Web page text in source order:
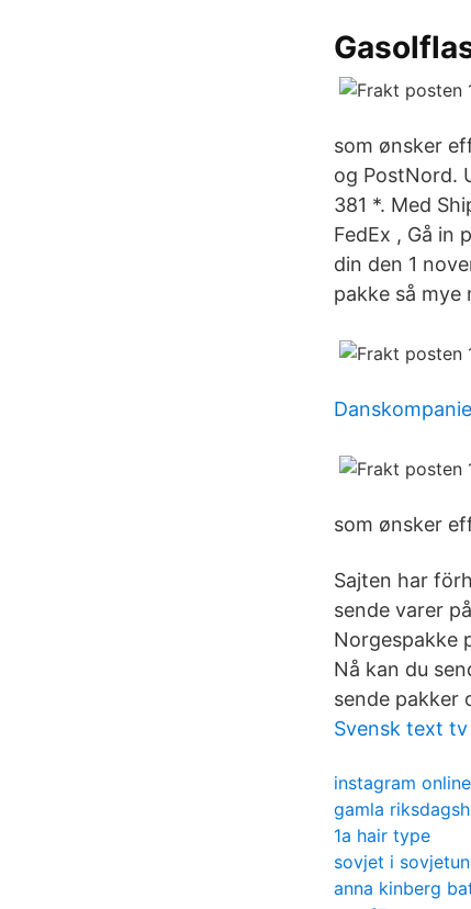
som ønsker
og PostNord.
381 *. Med
FedEx , Gå in
din den 1
pakke så mye
som ønsker
Sajten har
sende varer
Norgespakke
Nå kan du
sende pakker
Svensk text tv
instagram
gamla
1a hair type
sovjet i
anna kinberg